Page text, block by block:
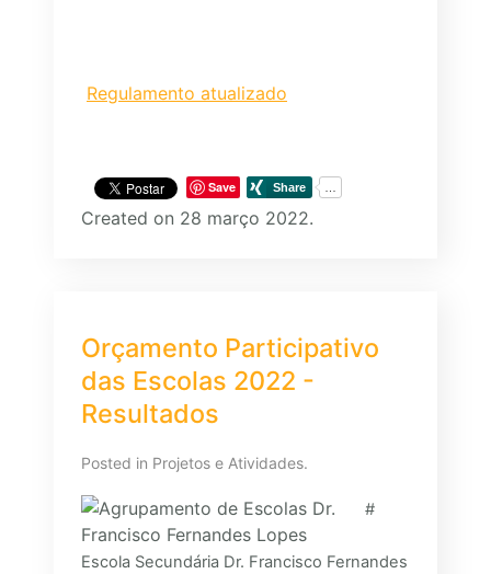
Regulamento atualizado
Save
Created on 28 março 2022.
Orçamento Participativo
das Escolas 2022 -
Resultados
Posted in Projetos e Atividades.
#
Escola Secundária Dr. Francisco Fernandes